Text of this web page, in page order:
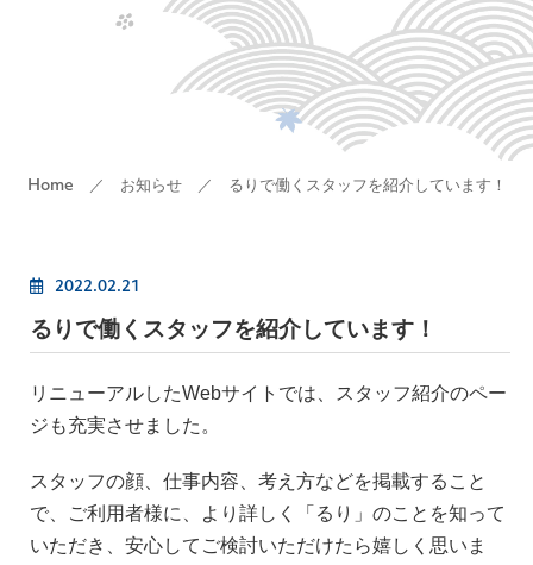
Home ／ お知らせ／ るりで働くスタッフを紹介しています！
2022.02.21
るりで働くスタッフを紹介しています！
リニューアルしたWebサイトでは、スタッフ紹介のペー
ジも充実させました。
スタッフの顔、仕事内容、考え方などを掲載すること
で、ご利用者様に、より詳しく「るり」のことを知って
いただき、安心してご検討いただけたら嬉しく思いま